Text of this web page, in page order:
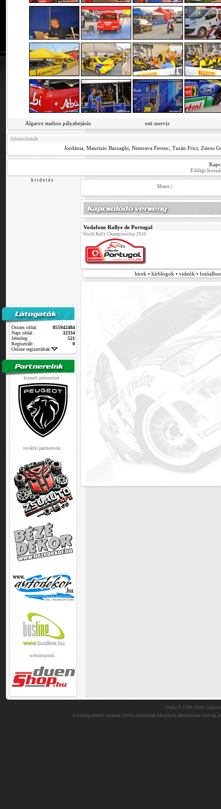
Algarve stadion pályabejárás esti szerviz
Albumcímkék
Jordánia ,Maurizio Barzaghi ,Nemrava Ferenc ,Turán Frici ,Zsiros
Eddigi
h i r d e t é s
Összes oldal:
855942484
Napi oldal:
32334
Jelenleg:
521
Regisztrált:
0
Online regisztráltak:
kiemelt partnerünk :
további partnereink :
webshopunk :
Share |
Vodafone Rallye de Portugal
World Rally Championship 2010
hírek • hírblogok • videók •
DuEn © 1999-2026 •
A honlap eredeti tartalma, illetve oldalainak bármilyen alkotóeleme (szöveg,